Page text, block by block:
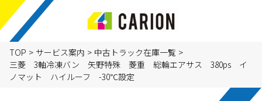
TOP > サービス案内 > 中古トラック在庫一覧 >
三菱 3軸冷凍バン 矢野特殊 菱重 総輪エアサス 380ps イ
ノマット ハイルーフ -30℃設定